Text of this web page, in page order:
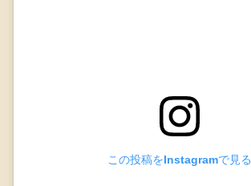
この投稿をInstagramで見る